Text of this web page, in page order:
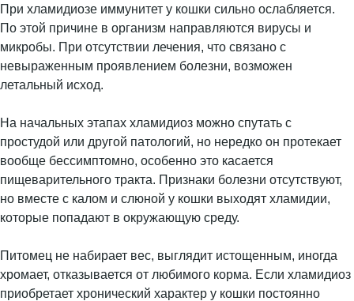
При хламидиозе иммунитет у кошки сильно ослабляется.
По этой причине в организм направляются вирусы и
микробы. При отсутствии лечения, что связано с
невыраженным проявлением болезни, возможен
летальный исход.
На начальных этапах хламидиоз можно спутать с
простудой или другой патологий, но нередко он протекает
вообще бессимптомно, особенно это касается
пищеварительного тракта. Признаки болезни отсутствуют,
но вместе с калом и слюной у кошки выходят хламидии,
которые попадают в окружающую среду.
Питомец не набирает вес, выглядит истощенным, иногда
хромает, отказывается от любимого корма. Если хламидиоз
приобретает хронический характер у кошки постоянно